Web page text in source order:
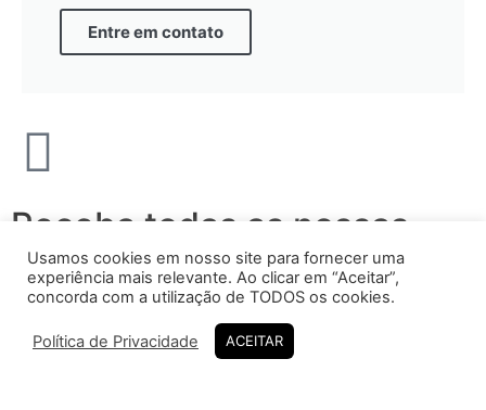
Entre em contato
Receba todas as nossas
ofertas e novidades
Usamos cookies em nosso site para fornecer uma
experiência mais relevante. Ao clicar em “Aceitar”,
concorda com a utilização de TODOS os cookies.
Política de Privacidade ACEITAR
ORÇAMENTO RÁPIDO